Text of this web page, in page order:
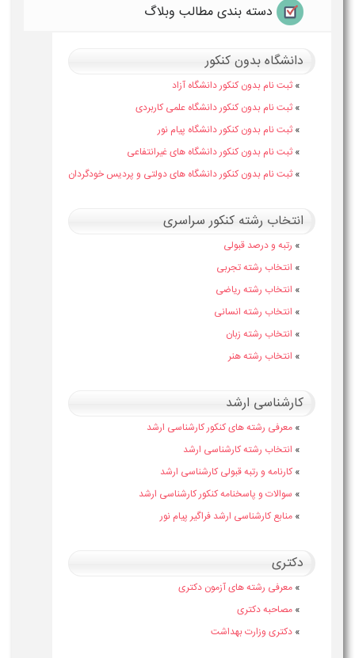
دسته بندی مطالب وبلاگ
دانشگاه بدون کنکور
» ثبت نام بدون کنکور دانشگاه آزاد
» ثبت نام بدون کنکور دانشگاه علمی کاربردی
» ثبت نام بدون کنکور دانشگاه پیام نور
» ثبت نام بدون کنکور دانشگاه های غیرانتفاعی
» ثبت نام بدون کنکور دانشگاه های دولتی و پردیس خودگردان
انتخاب رشته کنکور سراسری
» رتبه و درصد قبولی
» انتخاب رشته تجربی
» انتخاب رشته ریاضی
» انتخاب رشته انسانی
» انتخاب رشته زبان
» انتخاب رشته هنر
کارشناسی ارشد
» معرفی رشته های کنکور کارشناسی ارشد
» انتخاب رشته کارشناسی ارشد
» کارنامه و رتبه قبولی کارشناسی ارشد
» سوالات و پاسخنامه کنکور کارشناسی ارشد
» منابع کارشناسی ارشد فراگیر پیام نور
دکتری
» معرفی رشته های آزمون دکتری
» مصاحبه دکتری
» دکتری وزارت بهداشت